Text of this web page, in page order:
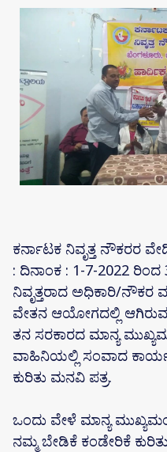
ಕರ್ನಾಟಕ ನಿವೃತ್ತ ನೌಕರರ
: ದಿನಾಂಕ : 1-7-2022
ನಿವೃತ್ತರಾದ ಅಧಿಕಾರಿ/ನೌಕರ
ವೇತನ ಆಯೋಗದಲ್ಲಿ ಆಗಿರುವ
ತನ ಸರಕಾರದ ಮಾನ್ಯ
ವಾಹಿನಿಯಲ್ಲಿ ಸಂವಾದ
ಕುರಿತು ಮನವಿ ಪತ್ರ.
ಒಂದು ವೇಳೆ ಮಾನ್ಯ
ನಮ್ಮ ಬೇಡಿಕೆ ಕಂಡೇರಿಕೆ